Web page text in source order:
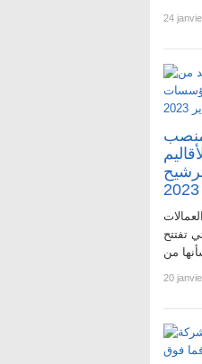
24
.. مباريات لتوظيف 2000 منصب
تفتتح
20